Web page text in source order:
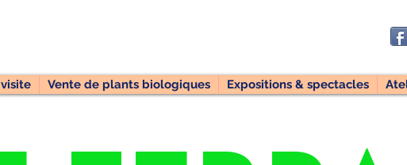
Vente de plants biologiques Expositions & spectacles